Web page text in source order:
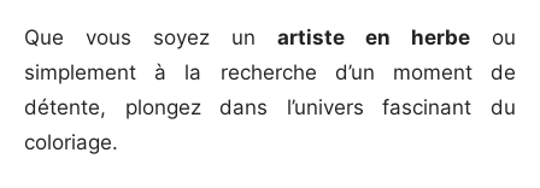
Que vous soyez un artiste en herbe ou
simplement à la recherche d’un moment de
détente, plongez dans l’univers fascinant du
coloriage.